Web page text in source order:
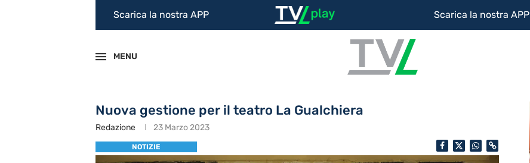
Scarica la nostra APP Scarica la nostra APP
MENU
Nuova gestione per il teatro La Gualchiera
Redazione 23 Marzo 2023
NOTIZIE